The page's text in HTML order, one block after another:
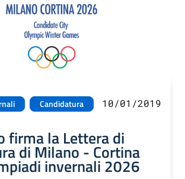
Candidatura 10/01/2019
firma la Lettera di
di Milano - Cortina
invernali 2026